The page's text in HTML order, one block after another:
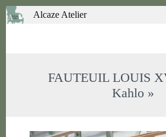
Passer
au
Alcaze Atelier
FAUTEUIL LOUIS
Kahlo »